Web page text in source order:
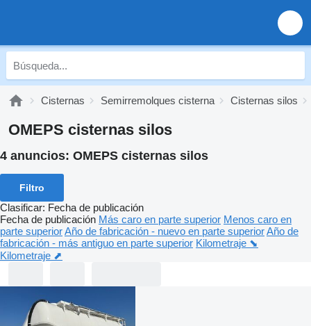
Cisternas Semirremolques cisterna Cisternas silos
OMEPS cisternas silos
4 anuncios: OMEPS cisternas silos
Filtro
Clasificar: Fecha de publicación
Fecha de publicación Más caro en parte superior Menos caro en
parte superiorAño de fabricación - nuevo en parte superiorAño de
fabricación - más antiguo en parte superior Kilometraje ⬊
Kilometraje ⬈